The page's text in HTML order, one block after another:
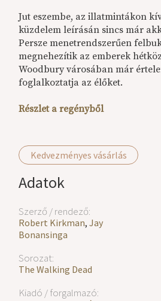
Kedvezményes vásárlás
Adatok
Szerző / rendező:
Robert Kirkman,Jay
Bonansinga
Sorozat:
The Walking Dead
Kiadó / forgalmazó:
Jut eszembe, az illatmintákon
küzdelem leírásán sincs már
Persze menetrendszerűen
megnehezítik az emberek
Woodbury városában már
foglalkoztatja az élőket.
Részlet a regényből